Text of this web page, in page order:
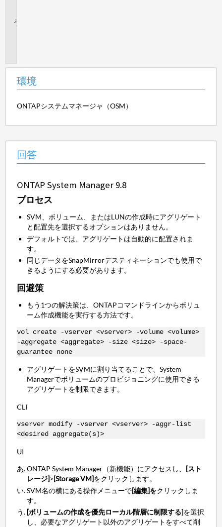
環境
ONTAPシステムマネージャ（OSM）
回答
ONTAP System Manager 9.8
プロセス
SVM、ボリューム、またはLUNの作成時にアグリゲート
と配置先を選択するオプションはありません。
デフォルトでは、アグリゲートは自動的に配置されま
す。
同じデータをSnapMirrorデスティネーションでも使用で
きるようにする必要があります。
回避策
もう1つの解決策は、ONTAPコマンドラインからボリュ
ーム作成機能を実行する方法です。
vol create -vserver <vserver> -volume <volume>
-aggregate <aggregate> -size <size> -space-
guarantee none
アグリゲートをSVMに割り当てることで、System
Managerでボリュームのプロビジョニングに使用できる
アグリゲートを制限できます。
CLI
vserver modify -vserver <vserver> -aggr-list
<desired aggregate(s)>
UI
ONTAP System Manager（新機能）にアクセスし、 [スト
レージ]>[Storage VM]をクリックします。
SVM名の横にある操作メニューで[編集]をクリックしま
す。
[ボリュームの作成を優先ローカル階層に制限する]を選択
し、必要なアグリゲート以外のアグリゲートをすべて削